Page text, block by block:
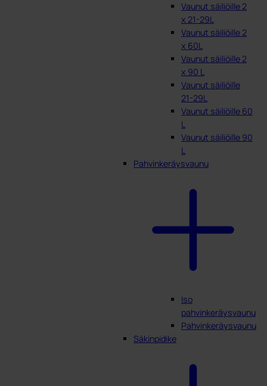
Vaunut säiliöille 2
x 21-29L
Vaunut säiliöille 2
x 60L
Vaunut säiliöille 2
x 90 L
Vaunut säiliöille
21-29L
Vaunut säiliöille 60
L
Vaunut säiliöille 90
L
Pahvinkeräysvaunu
Iso
pahvinkeräysvaunu
Pahvinkeräysvaunu
Säkinpidike